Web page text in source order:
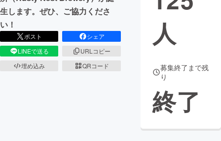
生します。ぜひ、ご協力くださ
い！
ポスト
シェア
LINEで送る
URLコピー
埋め込み
QRコード
人
募集終了まで残
り
終了